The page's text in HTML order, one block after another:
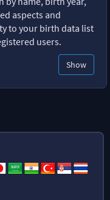
aspects and
to your birth data list
users.
Show